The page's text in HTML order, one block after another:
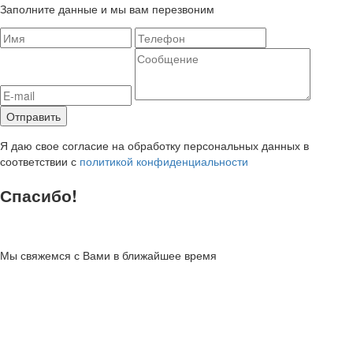
Заполните данные и мы вам перезвоним
Я даю свое согласие на обработку персональных данных в
соответствии с политикой конфиденциальности
Спасибо!
Мы свяжемся с Вами в ближайшее время